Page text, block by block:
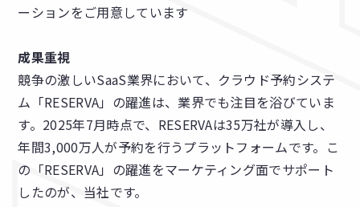
ーションをご用意しています
成果重視
競争の激しいSaaS業界において、クラウド予約システ
ム「RESERVA」の躍進は、業界でも注目を浴びていま
す。2025年7月時点で、RESERVAは35万社が導入し、
年間3,000万人が予約を行うプラットフォームです。こ
の「RESERVA」の躍進をマーケティング面でサポート
したのが、当社です。